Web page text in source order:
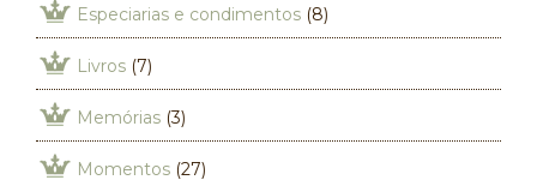
Especiarias e condimentos (8)
Livros (7)
Memórias (3)
Momentos (27)